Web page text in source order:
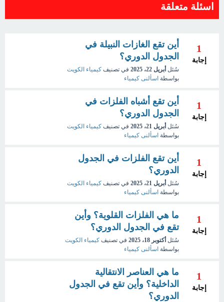
اسئلة متعلقة
1
إجابة
أين تقع الغازات النبيلة في
الجدول الدوري؟
سُئل أبريل 22، 2025 في تصنيف كيمياء الكويت
بواسطة اسألنى كيمياء
1
إجابة
أين تقع أشباه الفلزات في
الجدول الدوري؟
سُئل أبريل 21، 2025 في تصنيف كيمياء الكويت
بواسطة اسألنى كيمياء
1
إجابة
أين تقع الفلزات في الجدول
الدوري؟
سُئل أبريل 21، 2025 في تصنيف كيمياء الكويت
بواسطة اسألنى كيمياء
1
إجابة
ما هي الفلزات القلوية؟ وأين
تقع في الجدول الدوري؟
سُئل أكتوبر 18، 2025 في تصنيف كيمياء الكويت
بواسطة اسألنى كيمياء
1
إجابة
ما هي العناصر الانتقالية
الداخلية؟ وأين تقع في الجدول
الدوري؟